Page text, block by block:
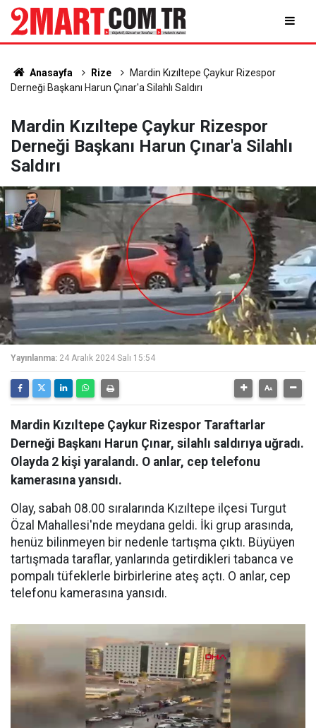
Anasayfa Rize
Mardin Kızıltepe Çaykur Rizespor
Derneği Başkanı Harun Çınar'a Silahlı Saldırı
Mardin Kızıltepe Çaykur Rizespor
Derneği Başkanı Harun Çınar'a Silahlı
Saldırı
Yayınlanma: 24 Aralık 2024 Salı 15:54
Mardin Kızıltepe Çaykur Rizespor Taraftarlar
Derneği Başkanı Harun Çınar, silahlı saldırıya uğradı.
Olayda 2 kişi yaralandı. O anlar, cep telefonu
kamerasına yansıdı.
Olay, sabah 08.00 sıralarında Kızıltepe ilçesi Turgut
Özal Mahallesi'nde meydana geldi. İki grup arasında,
henüz bilinmeyen bir nedenle tartışma çıktı. Büyüyen
tartışmada taraflar, yanlarında getirdikleri tabanca ve
pompalı tüfeklerle birbirlerine ateş açtı. O anlar, cep
telefonu kamerasına yansıdı.